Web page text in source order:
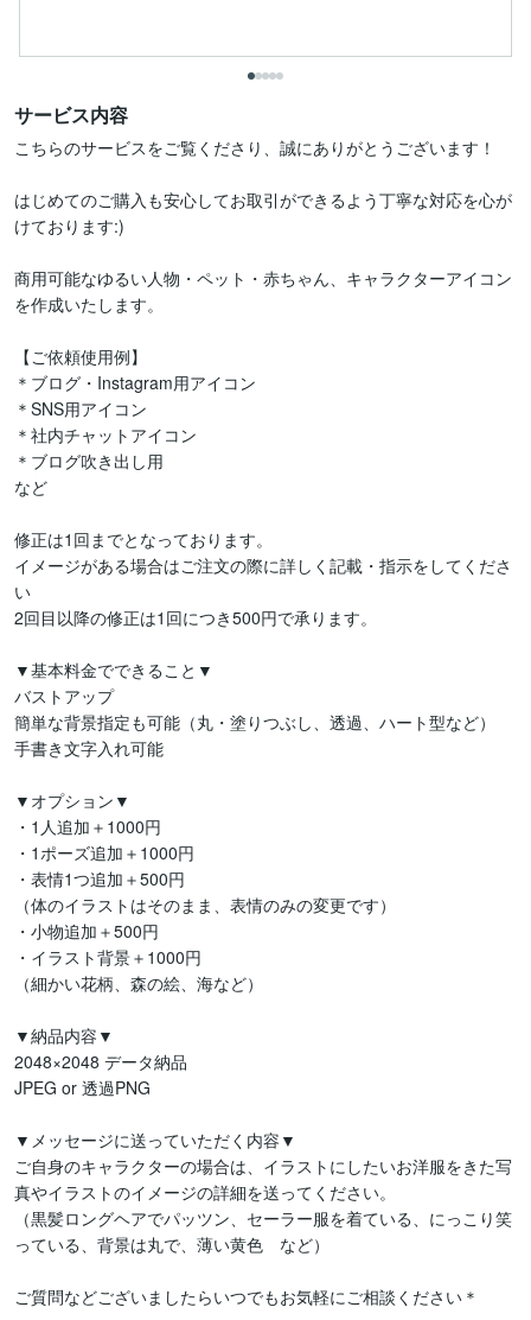
サービス内容
こちらのサービスをご覧くださり、誠にありがとうございます！
はじめてのご購入も安心してお取引ができるよう丁寧な対応を心が
けております:)
商用可能なゆるい人物・ペット・赤ちゃん、キャラクターアイコン
を作成いたします。
【ご依頼使用例】
＊ブログ・Instagram用アイコン
＊SNS用アイコン
＊社内チャットアイコン
＊ブログ吹き出し用
など
修正は1回までとなっております。
イメージがある場合はご注文の際に詳しく記載・指示をしてくださ
い
2回目以降の修正は1回につき500円で承ります。
▼基本料金でできること▼
バストアップ
簡単な背景指定も可能（丸・塗りつぶし、透過、ハート型など）
手書き文字入れ可能
▼オプション▼
・1人追加＋1000円
・1ポーズ追加＋1000円
・表情1つ追加＋500円
（体のイラストはそのまま、表情のみの変更です）
・小物追加＋500円
・イラスト背景＋1000円
（細かい花柄、森の絵、海など）
▼納品内容▼
2048×2048 データ納品
JPEG or 透過PNG
▼メッセージに送っていただく内容▼
ご自身のキャラクターの場合は、イラストにしたいお洋服をきた写
真やイラストのイメージの詳細を送ってください。
（黒髪ロングヘアでパッツン、セーラー服を着ている、にっこり笑
っている、背景は丸で、薄い黄色　など）
ご質問などございましたらいつでもお気軽にご相談ください＊